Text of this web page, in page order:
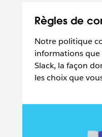
Règles de
Notre politique
informations que
Slack, la façon
les choix que